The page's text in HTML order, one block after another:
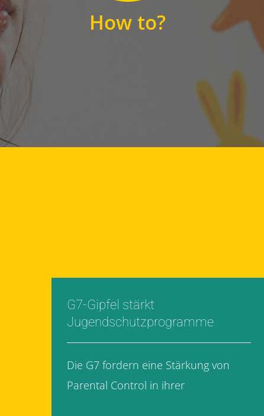
How to?
G7-Gipfel stärkt
Jugendschutzprogramme
Die G7 fordern eine Stärkung von
Parental Control in ihrer